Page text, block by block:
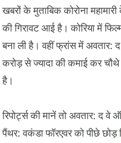
खबरों के मुताबिक कोरोना
की गिरावट आई है। कोरिया में
बना ली है। वहीं फ्रांस में
करोड़ से ज्यादा की कमाई कर
है।
रिपोर्ट्स की मानें तो अवतार: द
पैंथर: वकंडा फॉरएवर को पीछे छोड़